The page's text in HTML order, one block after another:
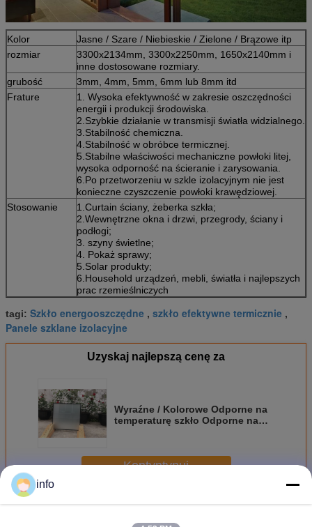
Kolor
Jasne / Szare / Niebieskie / Zielone / Brązowe itp
rozmiar
3300x2134mm, 3300x2250mm, 1650x2140mm i
inne dostosowane rozmiary.
grubość
3mm, 4mm, 5mm, 6mm lub 8mm itd
Frature
1. Wysoka efektywność w zakresie oszczędności
energii i produkcji środowiska.
2.Szybkie działanie w transmisji światła widzialnego.
3.Stabilność chemiczna.
4.Stabilność w obróbce termicznej.
5.Stabilne właściwości mechaniczne powłoki litej,
wysoka odporność na ścieranie i zarysowania.
6.Po przetworzeniu w szkle izolacyjnym nie jest
konieczne czyszczenie powłoki krawędziowej.
Stosowanie
1.Curtain ściany, żeberka szkła;
2.Wewnętrzne okna i drzwi, przegrody, ściany i
podłogi;
3. szyny świetlne;
4. Pokaż sprawy;
5.Solar produkty;
6.Household urządzeń, mebli, światła i najlepszych
prac rzemieślniczych
tagi: Szkło energooszczędne , szkło efektywne termicznie ,
Panele szklane izolacyjne
Uzyskaj najlepszą cenę za
Wyraźne / Kolorowe Odporne na
temperaturę szkło Odporne na
Kontyntynuj
JeszczeSzkło o efektywności energetycznej
info